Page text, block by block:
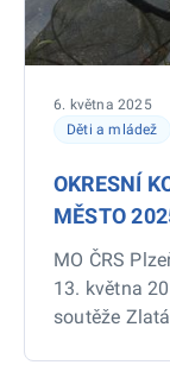
Děti a mládež
6. května 2025
OKRESNÍ
MĚSTO
MO ČRS
13. května
soutěže